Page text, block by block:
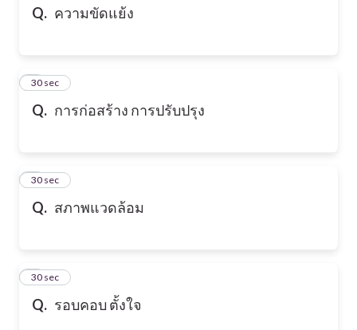
Q. ความขัดแย้ง
Q. การก่อสร้าง การปรับปรุง
6
30 sec
Q. สภาพแวดล้อม
7
30 sec
Q. รอบคอบ ตั้งใจ
8
30 sec